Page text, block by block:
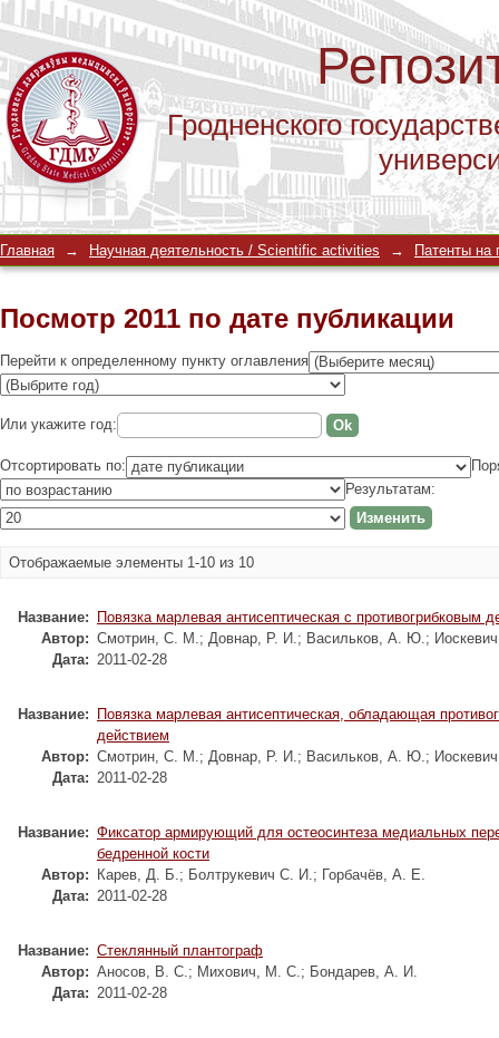
Гродненского
Посмотр 2011 по дате публикации
Главная → Научная деятельность / Scientific activities → Патенты на
Посмотр 2011 по дате публикации
Перейти к определенному пункту оглавления
Или укажите год:
Отсортировать по:
Результатам:
Отображаемые элементы 1-10 из 10
Название:
Повязка марлевая антисептическая с противогрибковым
Автор: Смотрин, С. М.; Довнар, Р. И.; Васильков, А. Ю.;
Дата: 2011-02-28
Название:
Повязка марлевая антисептическая, обладающая
действием
Автор: Смотрин, С. М.; Довнар, Р. И.; Васильков, А. Ю.;
Дата: 2011-02-28
Название: Фиксатор армирующий для остеосинтеза медиальных
бедренной кости
Автор:
Карев, Д. Б.; Болтрукевич С. И.; Горбачёв, А. Е.
Дата: 2011-02-28
Название: Стеклянный плантограф
Автор: Аносов, В. С.; Михович, М. С.; Бондарев, А. И.
Дата: 2011-02-28